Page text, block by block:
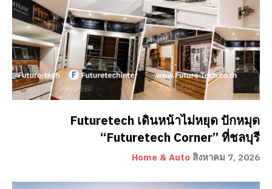
Futuretech เดินหน้าไม่หยุด ปักหมุด
“Futuretech Corner” ที่ชลบุรี
Home & Auto สิงหาคม 7, 2026